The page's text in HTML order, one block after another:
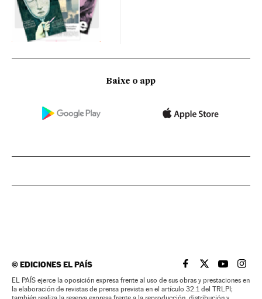
Baixe o app
©EDICIONES EL PAÍS EL PAÍS BRASIL EN
EL PAÍSEL PAÍS
EL
EL PAÍS ejerce la oposición expresa frente al uso de sus obras y prestaciones en
la elaboración de revistas de prensa prevista en el artículo 32.1 del TRLPI;